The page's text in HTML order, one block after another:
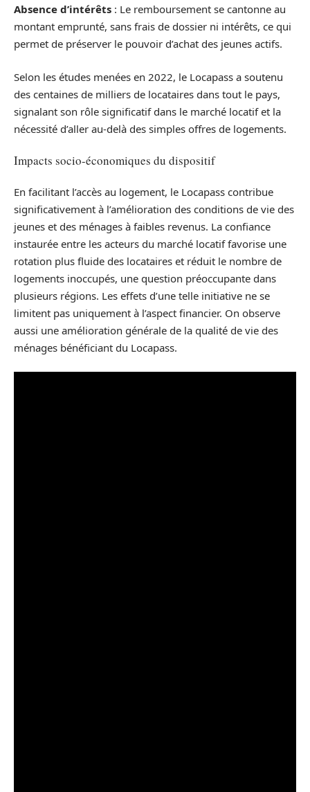
Absence d’intérêts : Le remboursement se cantonne au
montant emprunté, sans frais de dossier ni intérêts, ce qui
permet de préserver le pouvoir d’achat des jeunes actifs.
Selon les études menées en 2022, le Locapass a soutenu
des centaines de milliers de locataires dans tout le pays,
signalant son rôle significatif dans le marché locatif et la
nécessité d’aller au-delà des simples offres de logements.
Impacts socio-économiques du dispositif
En facilitant l’accès au logement, le Locapass contribue
significativement à l’amélioration des conditions de vie des
jeunes et des ménages à faibles revenus. La confiance
instaurée entre les acteurs du marché locatif favorise une
rotation plus fluide des locataires et réduit le nombre de
logements inoccupés, une question préoccupante dans
plusieurs régions. Les effets d’une telle initiative ne se
limitent pas uniquement à l’aspect financier. On observe
aussi une amélioration générale de la qualité de vie des
ménages bénéficiant du Locapass.